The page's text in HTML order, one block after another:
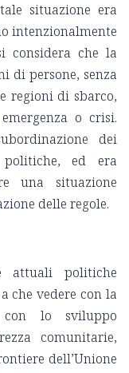
situazione era
intenzionalmente
considera che la
di persone, senza
regioni di sbarco,
o crisi.
dei
ed era
una situazione
delle regole.
politiche
che vedere con la
con lo sviluppo
comunitarie,
dell’Unione